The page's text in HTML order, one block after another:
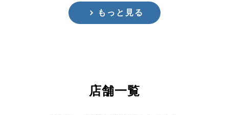
もっと見る
店舗一覧